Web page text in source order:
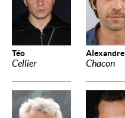
Téo
Cellier
Alexandre
Chacon